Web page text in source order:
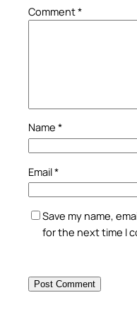
Comment*
Name *
Email*
Save my name,
for the next time I